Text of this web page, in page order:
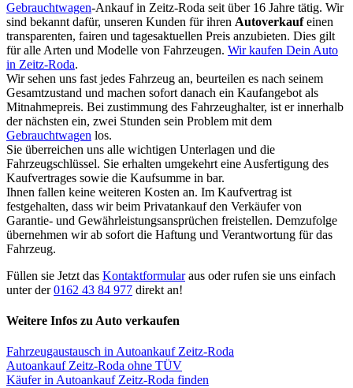
Gebrauchtwagen-Ankauf in Zeitz-Roda seit über 16 Jahre tätig. Wir
sind bekannt dafür, unseren Kunden für ihren Autoverkaufeinen
transparenten, fairen und tagesaktuellen Preis anzubieten. Dies gilt
für alle Arten und Modelle von Fahrzeugen. Wir kaufen Dein Auto
in Zeitz-Roda.
Wir sehen uns fast jedes Fahrzeug an, beurteilen es nach seinem
Gesamtzustand und machen sofort danach ein Kaufangebot als
Mitnahmepreis. Bei zustimmung des Fahrzeughalter, ist er innerhalb
der nächsten ein, zwei Stunden sein Problem mit dem
Gebrauchtwagen los.
Sie überreichen uns alle wichtigen Unterlagen und die
Fahrzeugschlüssel. Sie erhalten umgekehrt eine Ausfertigung des
Kaufvertrages sowie die Kaufsumme in bar.
Ihnen fallen keine weiteren Kosten an. Im Kaufvertrag ist
festgehalten, dass wir beim Privatankauf den Verkäufer von
Garantie- und Gewährleistungsansprüchen freistellen. Demzufolge
übernehmen wir ab sofort die Haftung und Verantwortung für das
Fahrzeug.
Füllen sie Jetzt das Kontaktformularaus oder rufen sie uns einfach
unter der0162 43 84 977 direkt an!
Weitere Infos zu Auto verkaufen
Fahrzeugaustausch in Autoankauf Zeitz-Roda
Autoankauf Zeitz-Roda ohne TÜV
Käufer in Autoankauf Zeitz-Roda finden